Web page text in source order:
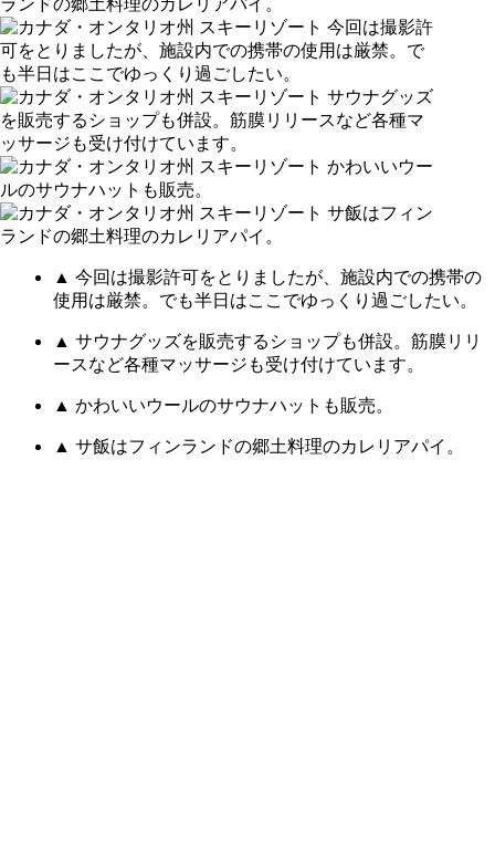
▲ 今回は撮影許可をとりましたが、施設内での携帯の
使用は厳禁。でも半日はここでゆっくり過ごしたい。
▲ サウナグッズを販売するショップも併設。筋膜リリ
ースなど各種マッサージも受け付けています。
▲ かわいいウールのサウナハットも販売。
▲ サ飯はフィンランドの郷土料理のカレリアパイ。